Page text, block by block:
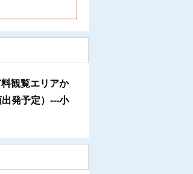
観覧エリアか
発予定）---小